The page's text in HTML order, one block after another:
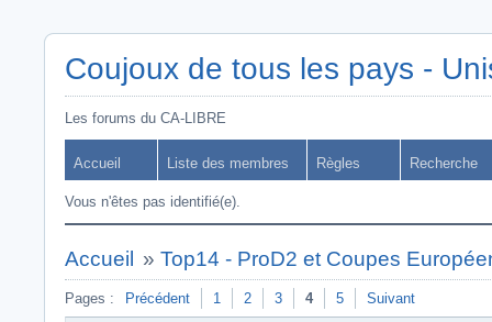
Coujoux de tous les pays -
Les forums du CA-LIBRE
Accueil Liste des membres Règles Recherche
Vous n'êtes pas identifié(e).
Accueil » Top14 - ProD2 et Coupes
Pages : Précédent 1 2 3 4 5 Suivant